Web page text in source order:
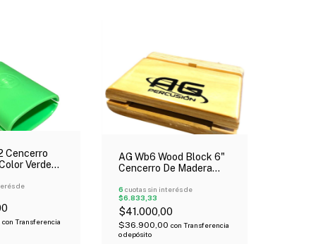
Cencerro
Verde
de
con Transferencia
AG Wb6 Wood Block 6"
Cencerro De Madera
6 cuotas sin interés de
$6.833,33
$41.000,00
$36.900,00 con Transferencia
o depósito